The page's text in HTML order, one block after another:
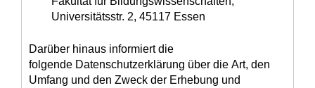
Universitätsstr. 2, 45117 Essen
Darüber hinaus informiert die
folgende Datenschutzerklärung über die Art, den
Umfang und den Zweck der Erhebung und